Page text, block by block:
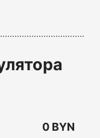
0 BYN